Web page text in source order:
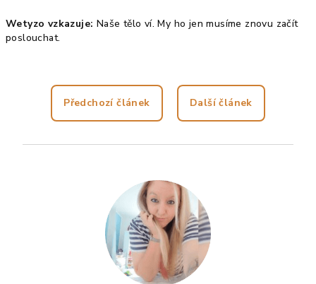
Wetyzo vzkazuje: Naše tělo ví. My ho jen musíme znovu začít
poslouchat.
Předchozí článek Další článek